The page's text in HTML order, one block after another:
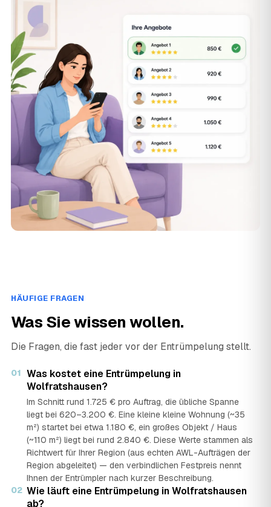
HÄUFIGE FRAGEN
Was Sie wissen wollen.
Die Fragen, die fast jeder vor der Entrümpelung stellt.
01 Was kostet eine Entrümpelung in
Wolfratshausen?
Im Schnitt rund 1.725 € pro Auftrag, die übliche Spanne
liegt bei 620–3.200 €. Eine kleine kleine Wohnung (~35
m²) startet bei etwa 1.180 €, ein großes Objekt / Haus
(~110 m²) liegt bei rund 2.840 €. Diese Werte stammen als
Richtwert für Ihrer Region (aus echten AWL-Aufträgen der
Region abgeleitet) — den verbindlichen Festpreis nennt
Ihnen der Entrümpler nach kurzer Beschreibung.
02 Wie läuft eine Entrümpelung in Wolfratshausen
ab?